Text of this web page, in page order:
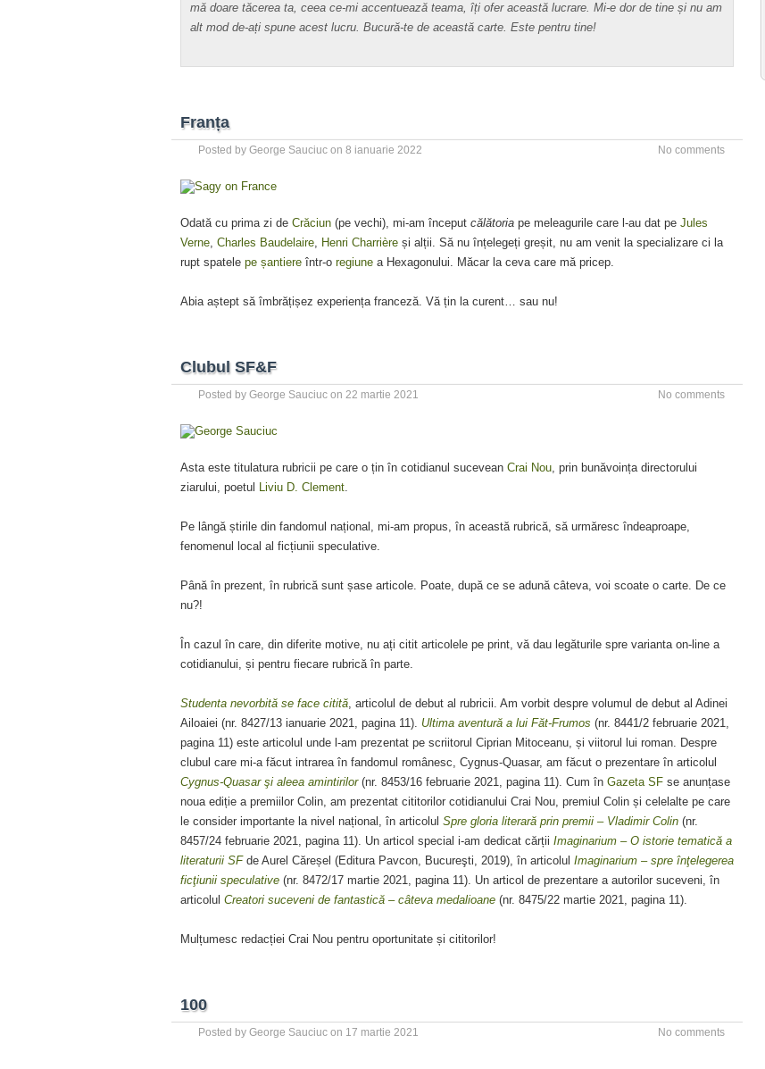
mă doare tăcerea ta, ceea ce-mi accentuează teama, îți ofer această lucrare. Mi-e dor de tine și nu am
alt mod de-ați spune acest lucru. Bucură-te de această carte. Este pentru tine!
Franța
Posted by George Sauciuc on 8 ianuarie 2022 No comments
Odată cu prima zi de Crăciun (pe vechi), mi-am început călătoria pe meleagurile care l-au dat pe Jules
Verne, Charles Baudelaire, Henri Charrière și alții. Să nu înțelegeți greșit, nu am venit la specializare ci la
rupt spatele pe șantiere într-o regiune a Hexagonului. Măcar la ceva care mă pricep.
Abia aștept să îmbrățișez experiența franceză. Vă țin la curent… sau nu!
Clubul SF&F
Posted by George Sauciuc on 22 martie 2021 No comments
Asta este titulatura rubricii pe care o țin în cotidianul sucevean Crai Nou, prin bunăvoința directorului
ziarului, poetul Liviu D. Clement.
Pe lângă știrile din fandomul național, mi-am propus, în această rubrică, să urmăresc îndeaproape,
fenomenul local al ficțiunii speculative.
Până în prezent, în rubrică sunt șase articole. Poate, după ce se adună câteva, voi scoate o carte. De ce
nu?!
În cazul în care, din diferite motive, nu ați citit articolele pe print, vă dau legăturile spre varianta on-line a
cotidianului, și pentru fiecare rubrică în parte.
Studenta nevorbită se face citită, articolul de debut al rubricii. Am vorbit despre volumul de debut al Adinei
Ailoaiei (nr. 8427/13 ianuarie 2021, pagina 11). Ultima aventură a lui Făt-Frumos (nr. 8441/2 februarie 2021,
pagina 11) este articolul unde l-am prezentat pe scriitorul Ciprian Mitoceanu, și viitorul lui roman. Despre
clubul care mi-a făcut intrarea în fandomul românesc, Cygnus-Quasar, am făcut o prezentare în articolul
Cygnus-Quasar şi aleea amintirilor (nr. 8453/16 februarie 2021, pagina 11). Cum în Gazeta SF se anunțase
noua ediție a premiilor Colin, am prezentat cititorilor cotidianului Crai Nou, premiul Colin și celelalte pe care
le consider importante la nivel național, în articolul Spre gloria literară prin premii – Vladimir Colin (nr.
8457/24 februarie 2021, pagina 11). Un articol special i-am dedicat cărții Imaginarium – O istorie tematică a
literaturii SFde Aurel Căreșel (Editura Pavcon, Bucureşti, 2019), în articolul Imaginarium – spre înţelegerea
ficţiunii speculative (nr. 8472/17 martie 2021, pagina 11). Un articol de prezentare a autorilor suceveni, în
articolul Creatori suceveni de fantastică – câteva medalioane (nr. 8475/22 martie 2021, pagina 11).
Mulțumesc redacției Crai Nou pentru oportunitate și cititorilor!
100
Posted by George Sauciuc on 17 martie 2021 No comments